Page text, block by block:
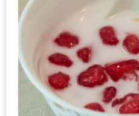
ฟรี
3
รางวัล
แม่